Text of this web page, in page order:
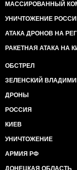
МАССИРОВАННЫЙ
УНИЧТОЖЕНИЕ
АТАКА ДРОНОВ НА
РАКЕТНАЯ АТАКА НА
ОБСТРЕЛ
ЗЕЛЕНСКИЙ
ДРОНЫ
РОССИЯ
КИЕВ
УНИЧТОЖЕНИЕ
АРМИЯ РФ
ДОНЕЦКАЯ ОБЛАСТЬ